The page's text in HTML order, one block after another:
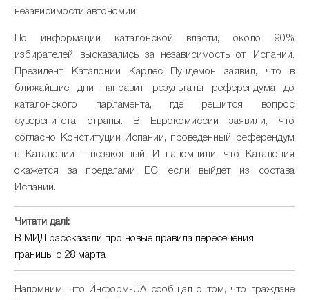
независимости автономии.
По информации каталонской власти, около 90%
избирателей высказались за независимость от Испании.
Президент Каталонии Карлес Пучдемон заявил, что в
ближайшие дни направит результаты референдума до
каталонского парламента, где решится вопрос
суверенитета страны. В Еврокомиссии заявили, что
согласно Конституции Испании, проведенный референдум
в Каталонии - незаконный. И напомнили, что Каталония
окажется за пределами ЕС, если выйдет из состава
Испании.
Читати далі:
В МИД рассказали про новые правила пересечения
границы с 28 марта
Напомним, что Информ-UA сообщал о том, что граждане